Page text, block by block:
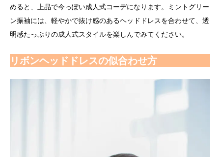
めると、上品で今っぽい成人式コーデになります。ミントグリー
ン振袖には、軽やかで抜け感のあるヘッドドレスを合わせて、透
明感たっぷりの成人式スタイルを楽しんでみてください。
リボンヘッドドレスの似合わせ方